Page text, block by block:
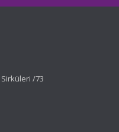
Sirküleri /73